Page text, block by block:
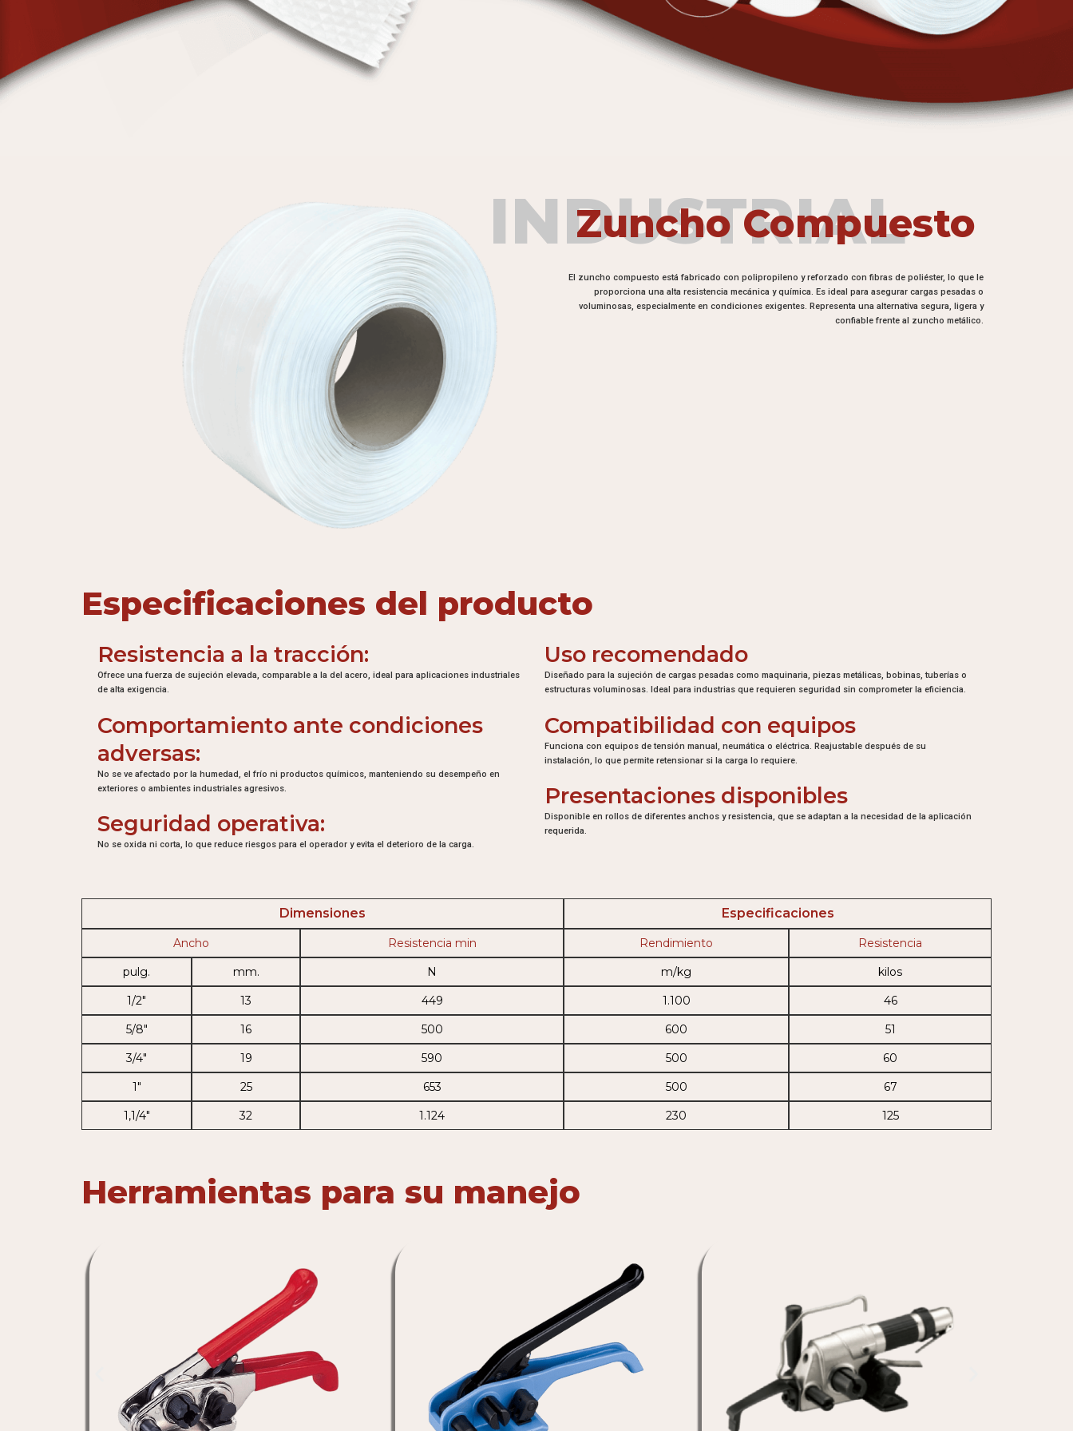
INDUSTRIAL
Zuncho Compuesto
El zuncho compuesto está fabricado con polipropileno y reforzado con fibras de poliéster, lo que le
proporciona una alta resistencia mecánica y química. Es ideal para asegurar cargas pesadas o
voluminosas, especialmente en condiciones exigentes. Representa una alternativa segura, ligera y
confiable frente al zuncho metálico.
Especificaciones del producto
Resistencia a la tracción:
Ofrece una fuerza de sujeción elevada, comparable a la del acero, ideal para aplicaciones industriales
de alta exigencia.
Comportamiento ante condiciones
adversas:
No se ve afectado por la humedad, el frío ni productos químicos, manteniendo su desempeño en
exteriores o ambientes industriales agresivos.
Seguridad operativa:
No se oxida ni corta, lo que reduce riesgos para el operador y evita el deterioro de la carga.
Uso recomendado
Diseñado para la sujeción de cargas pesadas como maquinaria, piezas metálicas, bobinas, tuberías o
estructuras voluminosas. Ideal para industrias que requieren seguridad sin comprometer la eficiencia.
Compatibilidad con equipos
Funciona con equipos de tensión manual, neumática o eléctrica. Reajustable después de su
instalación, lo que permite retensionar si la carga lo requiere.
Presentaciones disponibles
Disponible en rollos de diferentes anchos y resistencia, que se adaptan a la necesidad de la aplicación
requerida.
Dimensiones Especificaciones
Ancho Resistencia min Rendimiento
Resistencia
pulg.
mm. N m/kg
kilos
1/2″
13 449 1.100
46
5/8″
16 500 600
51
3/4″
19 590 500
60
1″
25 653 500
67
1,1/4″
32 1.124 230 125
Herramientas para su manejo